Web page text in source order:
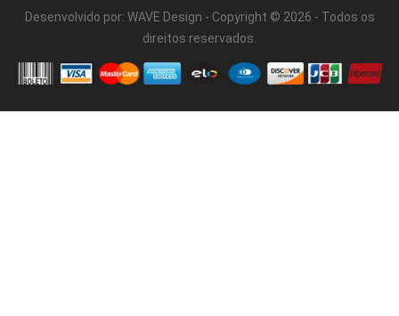
Desenvolvido por: WAVE Design - Copyright © 2026 - Todos os
direitos reservados.